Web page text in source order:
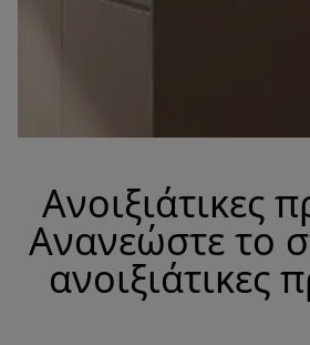
Ανοιξιάτικες
Ανανεώστε το
ανοιξιάτικες